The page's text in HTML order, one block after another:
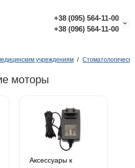
+38 (095) 564-11-00
+38 (096) 564-11-00
учреждениям
моторы
Аксессуары к